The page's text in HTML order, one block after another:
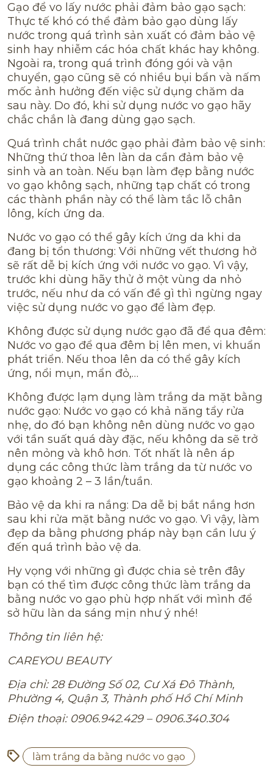
Gạo để vo lấy nước phải đảm bảo gạo sạch:
Thực tế khó có thể đảm bảo gạo dùng lấy
nước trong quá trình sản xuất có đảm bảo vệ
sinh hay nhiễm các hóa chất khác hay không.
Ngoài ra, trong quá trình đóng gói và vận
chuyển, gạo cũng sẽ có nhiều bụi bẩn và nấm
mốc ảnh hưởng đến việc sử dụng chăm da
sau này. Do đó, khi sử dụng nước vo gạo hãy
chắc chắn là đang dùng gạo sạch.
Quá trình chắt nước gạo phải đảm bảo vệ sinh:
Những thứ thoa lên làn da cần đảm bảo vệ
sinh và an toàn. Nếu bạn làm đẹp bằng nước
vo gạo không sạch, những tạp chất có trong
các thành phần này có thể làm tắc lỗ chân
lông, kích ứng da.
Nước vo gạo có thể gây kích ứng da khi da
đang bị tổn thương: Với những vết thương hở
sẽ rất dễ bị kích ứng với nước vo gạo. Vì vậy,
trước khi dùng hãy thử ở một vùng da nhỏ
trước, nếu như da có vấn đề gì thì ngừng ngay
việc sử dụng nước vo gạo để làm đẹp.
Không được sử dụng nước gạo đã để qua đêm:
Nước vo gạo để qua đêm bị lên men, vi khuẩn
phát triển. Nếu thoa lên da có thể gây kích
ứng, nổi mụn, mẩn đỏ,…
Không được lạm dụng làm trắng da mặt bằng
nước gạo: Nước vo gạo có khả năng tẩy rửa
nhẹ, do đó bạn không nên dùng nước vo gạo
với tần suất quá dày đặc, nếu không da sẽ trở
nên mỏng và khô hơn. Tốt nhất là nên áp
dụng các công thức làm trắng da từ nước vo
gạo khoảng 2 – 3 lần/tuần.
Bảo vệ da khi ra nắng: Da dễ bị bắt nắng hơn
sau khi rửa mặt bằng nước vo gạo. Vì vậy, làm
đẹp da bằng phương pháp này bạn cần lưu ý
đến quá trình bảo vệ da.
Hy vọng với những gì được chia sẻ trên đây
bạn có thể tìm được công thức làm trắng da
bằng nước vo gạo phù hợp nhất với mình để
sở hữu làn da sáng mịn như ý nhé!
Thông tin liên hệ:
CAREYOU BEAUTY
Địa chỉ: 28 Đường Số 02, Cư Xá Đô Thành,
Phường 4, Quận 3, Thành phố Hồ Chí Minh
Điện thoại: 0906.942.429 – 0906.340.304
làm trắng da bằng nước vo gạo